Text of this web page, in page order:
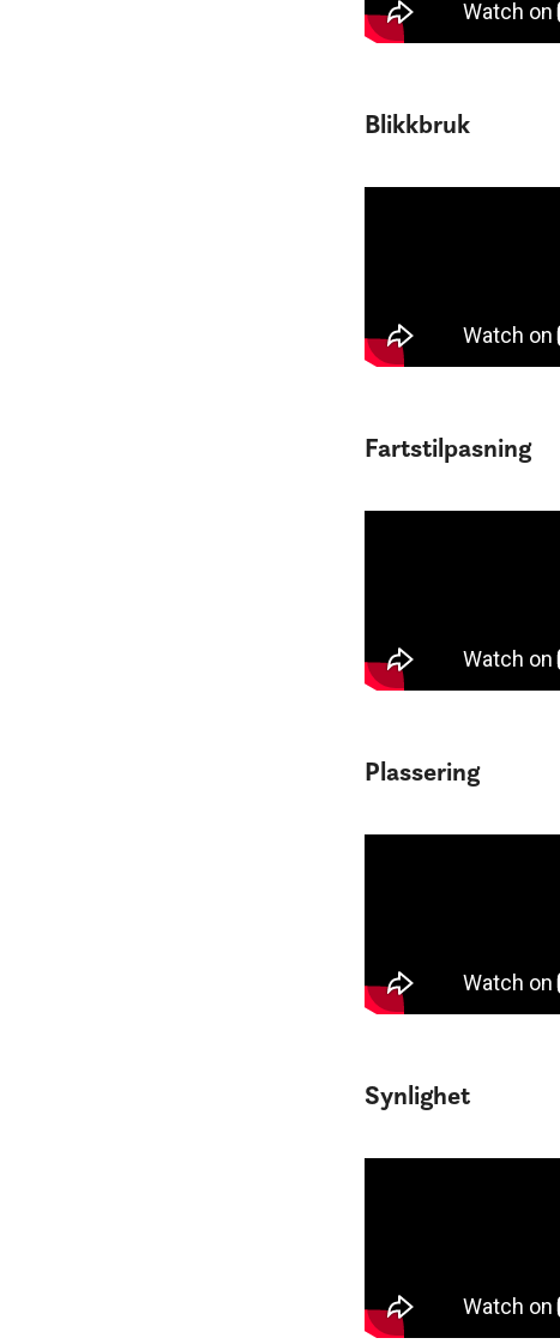
Blikkbruk
Fartstilpasning
Plassering
Synlighet